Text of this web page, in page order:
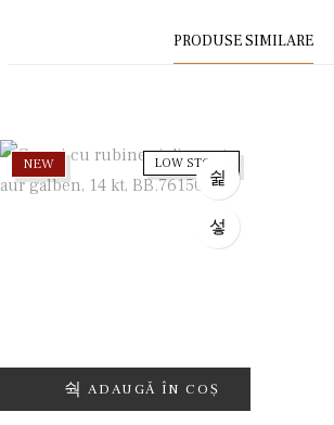
PRODUSE SIMILARE
LOW STOCK
NEW
ADAUGĂ ÎN COȘ